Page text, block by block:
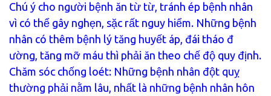
Chú ý cho người bệnh ăn từ từ, tránh ép bệnh nhân
vì có thể gây nghẹn, sặc rất nguy hiểm. Những bệnh
nhân có thêm bệnh lý tăng huyết áp, đái tháo đ
ường, tăng mỡ máu thì phải ăn theo chế độ quy định.
Chăm sóc chống loét: Những bệnh nhân đột quỵ
thường phải nằm lâu, nhất là những bệnh nhân hôn